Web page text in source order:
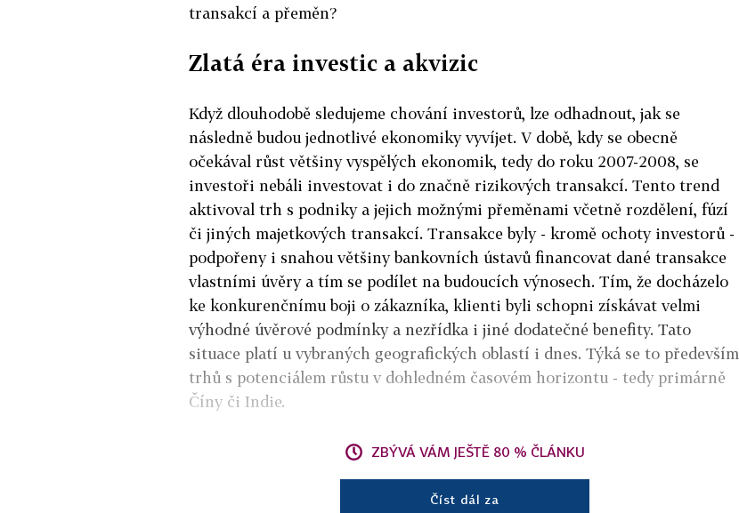
transakcí a přeměn?
Zlatá éra investic a akvizic
Když dlouhodobě sledujeme chování investorů, lze odhadnout, jak se
následně budou jednotlivé ekonomiky vyvíjet. V době, kdy se obecně
očekával růst většiny vyspělých ekonomik, tedy do roku 2007-2008, se
investoři nebáli investovat i do značně rizikových transakcí. Tento trend
aktivoval trh s podniky a jejich možnými přeměnami včetně rozdělení, fúzí
či jiných majetkových transakcí. Transakce byly - kromě ochoty investorů -
podpořeny i snahou většiny bankovních ústavů financovat dané transakce
vlastními úvěry a tím se podílet na budoucích výnosech. Tím, že docházelo
ke konkurenčnímu boji o zákazníka, klienti byli schopni získávat velmi
výhodné úvěrové podmínky a nezřídka i jiné dodatečné benefity. Tato
situace platí u vybraných geografických oblastí i dnes. Týká se to především
trhů s potenciálem růstu v dohledném časovém horizontu - tedy primárně
Číny či Indie.
ZBÝVÁ VÁM JEŠTĚ 80 % ČLÁNKU
Číst dál za